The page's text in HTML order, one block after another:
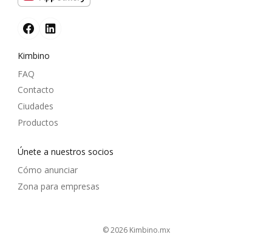
Kimbino
FAQ
Contacto
Ciudades
Productos
Únete a nuestros socios
Cómo anunciar
Zona para empresas
© 2026 kimbino.mx